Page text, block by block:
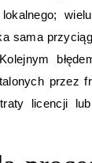
sama
przez
licencji